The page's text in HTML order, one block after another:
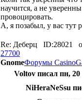
научится, а не
провоцировать.
А, я позабыл, у вас тут
Re: Деберц ID:28021
27700
GnomeФорумы
Voltov писал пн, 20
NiHeraNeSsu